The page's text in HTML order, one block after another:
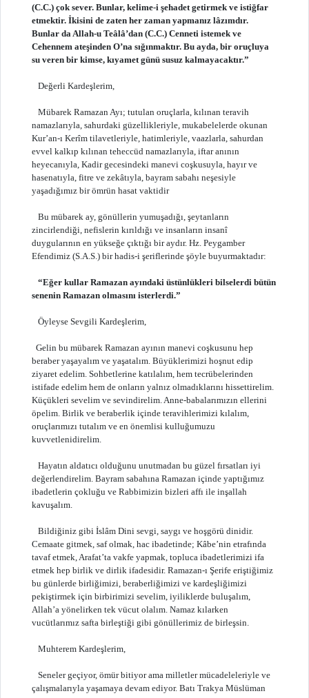
(C.C.) çok sever. Bunlar, kelime-i şehadet getirmek ve istiğfar
etmektir. İkisini de zaten her zaman yapmanız lâzımdır.
Bunlar da Allah-u Teâlâ’dan (C.C.) Cenneti istemek ve
Cehennem ateşinden O’na sığınmaktır. Bu ayda, bir oruçluya
su veren bir kimse, kıyamet günü susuz kalmayacaktır.”
Değerli Kardeşlerim,
Mübarek Ramazan Ayı; tutulan oruçlarla, kılınan teravih
namazlarıyla, sahurdaki güzellikleriyle, mukabelelerde okunan
Kur’an-ı Kerîm tilavetleriyle, hatimleriyle, vaazlarla, sahurdan
evvel kalkıp kılınan teheccüd namazlarıyla, iftar anının
heyecanıyla, Kadir gecesindeki manevi coşkusuyla, hayır ve
hasenatıyla, fitre ve zekâtıyla, bayram sabahı neşesiyle
yaşadığımız bir ömrün hasat vaktidir
Bu mübarek ay, gönüllerin yumuşadığı, şeytanların
zincirlendiği, nefislerin kırıldığı ve insanların insanî
duygularının en yükseğe çıktığı bir aydır. Hz. Peygamber
Efendimiz (S.A.S.) bir hadis-i şeriflerinde şöyle buyurmaktadır:
“Eğer kullar Ramazan ayındaki üstünlükleri bilselerdi bütün
senenin Ramazan olmasını isterlerdi.”
Öyleyse Sevgili Kardeşlerim,
Gelin bu mübarek Ramazan ayının manevi coşkusunu hep
beraber yaşayalım ve yaşatalım. Büyüklerimizi hoşnut edip
ziyaret edelim. Sohbetlerine katılalım, hem tecrübelerinden
istifade edelim hem de onların yalnız olmadıklarını hissettirelim.
Küçükleri sevelim ve sevindirelim. Anne-babalarımızın ellerini
öpelim. Birlik ve beraberlik içinde teravihlerimizi kılalım,
oruçlarımızı tutalım ve en önemlisi kulluğumuzu
kuvvetlenidirelim.
Hayatın aldatıcı olduğunu unutmadan bu güzel fırsatları iyi
değerlendirelim. Bayram sabahına Ramazan içinde yaptığımız
ibadetlerin çokluğu ve Rabbimizin bizleri affı ile inşallah
kavuşalım.
Bildiğiniz gibi İslâm Dini sevgi, saygı ve hoşgörü dinidir.
Cemaate gitmek, saf olmak, hac ibadetinde; Kâbe’nin etrafında
tavaf etmek, Arafat’ta vakfe yapmak, topluca ibadetlerimizi ifa
etmek hep birlik ve dirlik ifadesidir. Ramazan-ı Şerife eriştiğimiz
bu günlerde birliğimizi, beraberliğimizi ve kardeşliğimizi
pekiştirmek için birbirimizi sevelim, iyiliklerde buluşalım,
Allah’a yönelirken tek vücut olalım. Namaz kılarken
vucütlarımız safta birleştiği gibi gönüllerimiz de birleşsin.
Muhterem Kardeşlerim,
Seneler geçiyor, ömür bitiyor ama milletler mücadeleleriyle ve
çalışmalarıyla yaşamaya devam ediyor. Batı Trakya Müslüman